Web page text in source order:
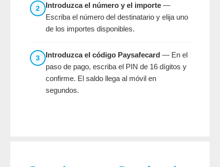
2 Introduzca el número y el importe —
Escriba el número del destinatario y elija uno
de los importes disponibles.
3 Introduzca el código Paysafecard — En el
paso de pago, escriba el PIN de 16 dígitos y
confirme. El saldo llega al móvil en
segundos.